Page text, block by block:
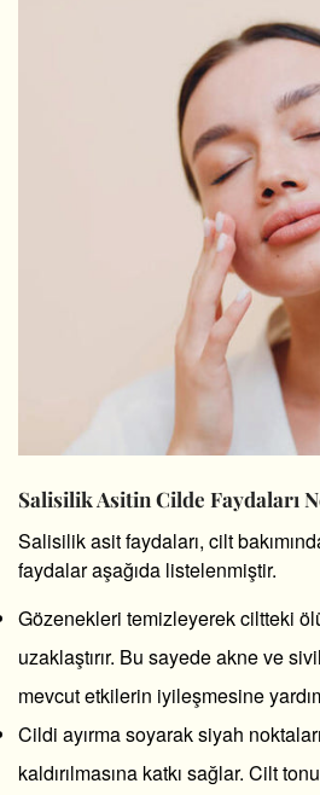
Salisilik Asitin Cilde Faydaları
Salisilik asit faydaları, cilt
faydalar aşağıda listelenmiştir.
Gözenekleri temizleyerek ciltteki
uzaklaştırır. Bu sayede akne ve
mevcut etkilerin iyileşmesine
Cildi ayırma soyarak siyah
kaldırılmasına katkı sağlar. Cilt